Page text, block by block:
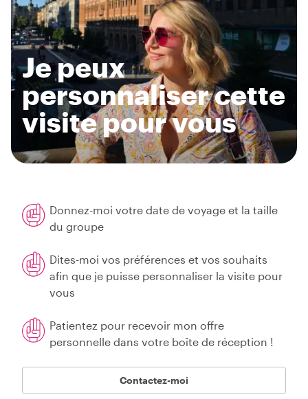
Je peux
personnaliser cette
visite pour vous
Donnez-moi votre date de voyage et la taille
du groupe
Dites-moi vos préférences et vos souhaits
afin que je puisse personnaliser la visite pour
vous
Patientez pour recevoir mon offre
personnelle dans votre boîte de réception !
Contactez-moi